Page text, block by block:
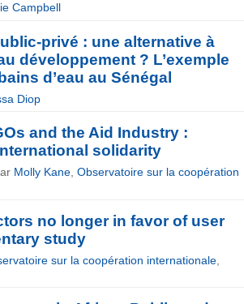
Campbell
privé : une alternative à
développement ? L’exemple
d’eau au Sénégal
Diop
and the Aid Industry :
solidarity
Molly Kane ,Observatoire sur la coopération
no longer in favor of user
study
sur la coopération internationale